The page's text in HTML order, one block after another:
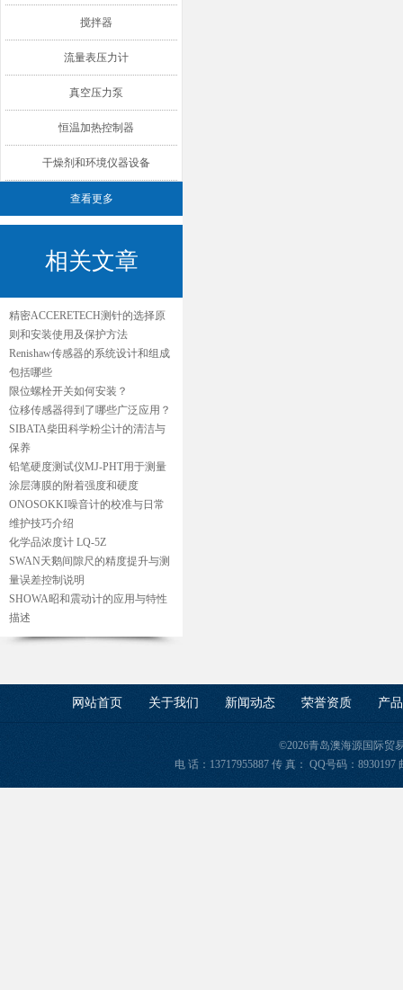
搅拌器
流量表压力计
真空压力泵
恒温加热控制器
干燥剂和环境仪器设备
查看更多
相关文章
精密ACCERETECH测针的选择原
则和安装使用及保护方法
Renishaw传感器的系统设计和组成
包括哪些
限位螺栓开关如何安装？
位移传感器得到了哪些广泛应用？
SIBATA柴田科学粉尘计的清洁与
保养
铅笔硬度测试仪MJ-PHT用于测量
涂层薄膜的附着强度和硬度
ONOSOKKI噪音计的校准与日常
维护技巧介绍
化学品浓度计 LQ-5Z
SWAN天鹅间隙尺的精度提升与测
量误差控制说明
SHOWA昭和震动计的应用与特性
描述
网站首页 关于我们 新闻动态 荣誉资质 产
©2026青岛澳海源国际贸
电 话：13717955887 传 真： QQ号码：